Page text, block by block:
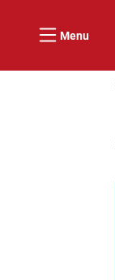
Menu